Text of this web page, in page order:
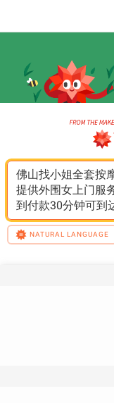
佛山找小姐全套按
提供外围女上门服
到付款30分钟可到
NATURAL LANGUAGE